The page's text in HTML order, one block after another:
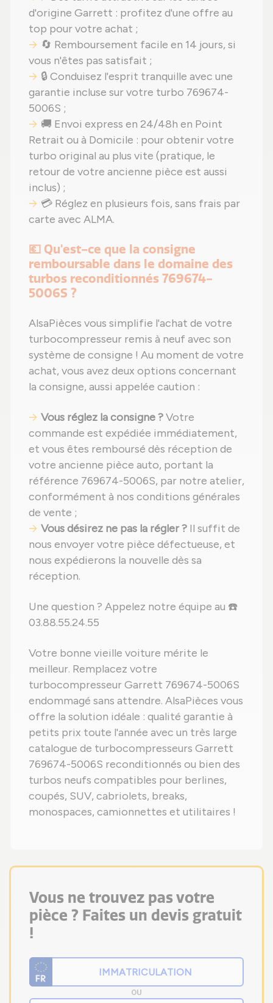
d'origine Garrett : profitez d'une offre au
top pour votre achat ;
🔄 Remboursement facile en 14 jours, si
vous n'êtes pas satisfait ;
🔒 Conduisez l'esprit tranquille avec une
garantie incluse sur votre turbo 769674-
5006S ;
🚚 Envoi express en 24/48h en Point
Retrait ou à Domicile : pour obtenir votre
turbo original au plus vite (pratique, le
retour de votre ancienne pièce est aussi
inclus) ;
💳 Réglez en plusieurs fois, sans frais par
carte avec ALMA.
💶 Qu'est-ce que la consigne
remboursable dans le domaine des
turbos reconditionnés 769674-
5006S ?
AlsaPièces vous simplifie l'achat de votre
turbocompresseur remis à neuf avec son
système de consigne ! Au moment de votre
achat, vous avez deux options concernant
la consigne, aussi appelée caution :
Vous réglez la consigne ?Votre
commande est expédiée immédiatement,
et vous êtes remboursé dès réception de
votre ancienne pièce auto, portant la
référence 769674-5006S, par notre atelier,
conformément à nos conditions générales
de vente ;
Vous désirez ne pas la régler ? Il suffit de
nous envoyer votre pièce défectueuse, et
nous expédierons la nouvelle dès sa
réception.
Une question ? Appelez notre équipe au ☎️
03.88.55.24.55
Votre bonne vieille voiture mérite le
meilleur. Remplacez votre
turbocompresseur Garrett 769674-5006S
endommagé sans attendre. AlsaPièces vous
offre la solution idéale : qualité garantie à
petits prix toute l'année avec un très large
catalogue de turbocompresseurs Garrett
769674-5006S reconditionnés ou bien des
turbos neufs compatibles pour berlines,
coupés, SUV, cabriolets, breaks,
monospaces, camionnettes et utilitaires !
Vous ne trouvez pas votre
pièce ? Faites un devis gratuit
!
OU